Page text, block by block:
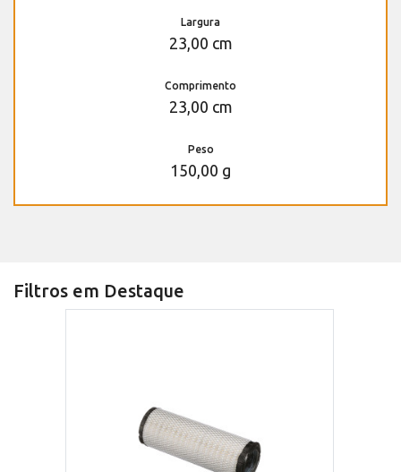
Largura
23,00 cm
Comprimento
23,00 cm
Peso
150,00 g
Filtros em Destaque